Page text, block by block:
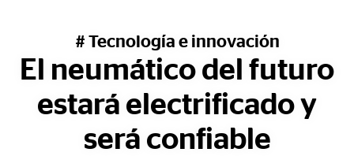
# Tecnología e innovación
El neumático del futuro
estará electrificado y
será confiable